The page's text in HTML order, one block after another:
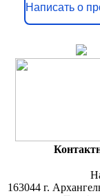
Написать о
163044 г.